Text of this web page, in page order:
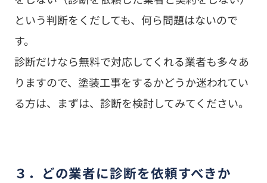
という判断をくだしても、何ら問題はないので
す。
診断だけなら無料で対応してくれる業者も多々あ
りますので、塗装工事をするかどうか迷われてい
る方は、まずは、診断を検討してみてください。
３．どの業者に診断を依頼すべきか